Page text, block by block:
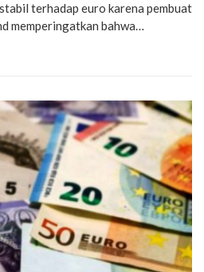
terhadap euro karena pembuat
memperingatkan bahwa…